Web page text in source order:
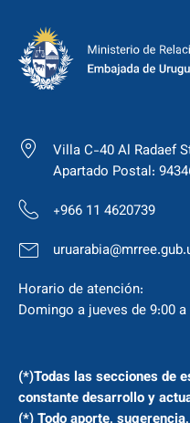
Villa C-40 Al Radaef
Apartado Postal:
+966 11 4620739
Horario de atención:
Domingo a jueves de 9:00
(*)Todas las secciones de
constante desarrollo y